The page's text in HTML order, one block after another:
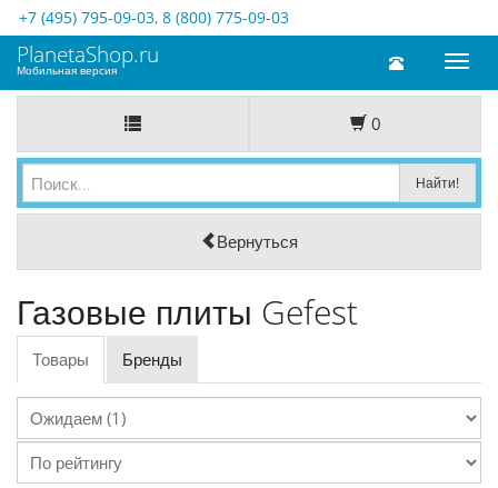
+7 (495) 795-09-03, 8 (800) 775-09-03
Toggle
PlanetaShop.ru
Мобильная версия
0
Вернуться
Газовые плиты Gefest
Товары Бренды